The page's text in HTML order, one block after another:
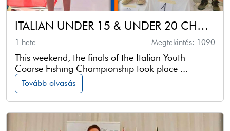
ITALIAN UNDER 15 & UNDER 20 CHAMPIONSHIP - COARSE FISHING
1 hete Megtekintés: 1090
This weekend, the finals of the Italian Youth
Coarse Fishing Championship took place ...
Tovább olvasás